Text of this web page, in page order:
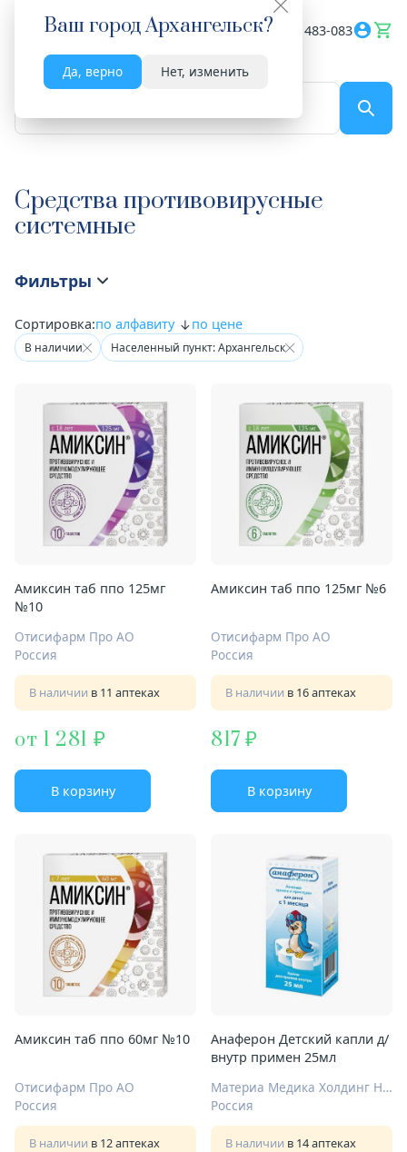
Ваш городАрхангельск?
Да, верно Нет, изменить
Весь сайт 8182 483-083
Средства противовирусные
системные
Фильтры
Сортировка:по алфавиту по цене
В наличии Населенный пункт: Архангельск
Амиксин таб ппо 125мг
№10
Отисифарм Про АО
Россия
В наличии в 11 аптеках
от 1 281
В корзину
Амиксин таб ппо 125мг №6
Отисифарм Про АО
Россия
В наличии в 16 аптеках
817
В корзину
Амиксин таб ппо 60мг №10
Отисифарм Про АО
Россия
В наличии в 12 аптеках
Анаферон Детский капли д/
внутр примен 25мл
Материа Медика Холдинг НПФ ООО
Россия
В наличии в 14 аптеках